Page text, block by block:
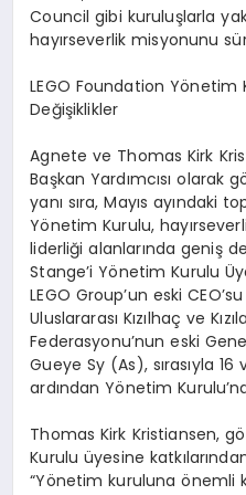
Council gibi kuruluşlarla
hayırseverlik misyonunu sü
LEGO Foundation Yönetim
Değişiklikler
Agnete ve Thomas Kirk
Başkan Yardımcısıolarak g
yanı sıra, Mayıs ayındaki
Yönetim Kurulu, hayı
liderliği alanlarında geniş
Stange’i Yönetim KuruluÜ
LEGO Group’un eski CEO’
Uluslararası Kızılhaçve Kızı
Federasyonu’nun eski
Gueye Sy (As), sırasıyla 16
ardından Yönetim Kurulu’
Thomas Kirk Kristiansen, gö
Kuruluüyesine katkıları
“Yönetim kurulunaönemli